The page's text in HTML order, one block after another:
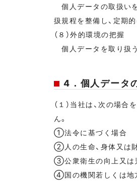
個人データの取扱い
扱規程を整備し、定期
（８）外的環境の把握
個人データを取り扱
4．個人データ
（１）当社は、次の場
ん。
①法令に基づく場合
②人の生命、身体又は
③公衆衛生の向上又は
④国の機関若しくは地